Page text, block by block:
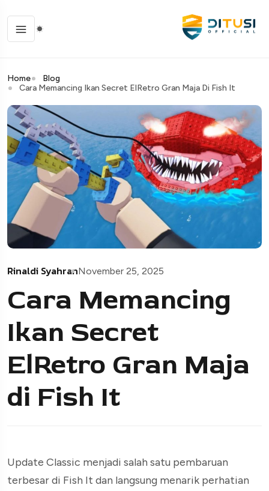
Home
Blog
Cara Memancing Ikan Secret ElRetro Gran Maja Di Fish It
Rinaldi SyahranNovember 25, 2025
Cara Memancing
Ikan Secret
ElRetro Gran Maja
di Fish It
Update Classic menjadi salah satu pembaruan
terbesar di Fish It dan langsung menarik perhatian